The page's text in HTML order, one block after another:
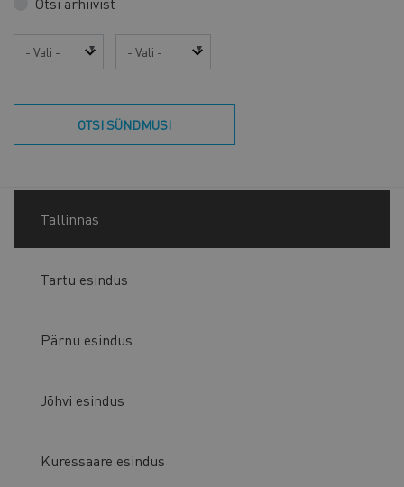
Aasta Kuu
OTSI SÜNDMUSI
Tallinnas
Tartu esindus
Pärnu esindus
Jõhvi esindus
Kuressaare esindus